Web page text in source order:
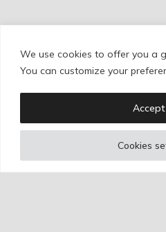
We use cookies to offer you a
You can customize your
Cookies
Cookie Policy/Privacy
Copyright ©
Web development